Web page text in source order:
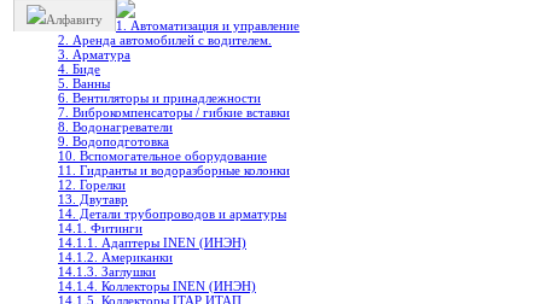
Алфавиту
1. Автоматизация и управление
2. Аренда автомобилей с водителем.
3. Арматура
4. Биде
5. Ванны
6. Вентиляторы и принадлежности
7. Виброкомпенсаторы / гибкие вставки
8. Водонагреватели
9. Водоподготовка
10. Вспомогательное оборудование
11. Гидранты и водоразборные колонки
12. Горелки
13. Двутавр
14. Детали трубопроводов и арматуры
14.1. Фитинги
14.1.1. Адаптеры INEN (ИНЭН)
14.1.2. Американки
14.1.3. Заглушки
14.1.4. Коллекторы INEN (ИНЭН)
14.1.5. Коллекторы ITAP ИТАП